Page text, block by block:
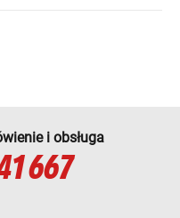
i obsługa
667